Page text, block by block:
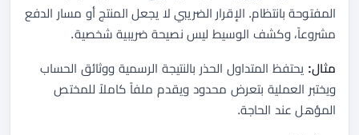
المفتوحة بانتظام. الإقرار الضريبي لا يجعل المنتج أو مسار الدفع
مشروعاً، وكشف الوسيط ليس نصيحة ضريبية شخصية.
مثال: يحتفظ المتداول الحذر بالنتيجة الرسمية ووثائق الحساب
ويختبر العملية بتعرض محدود ويقدم ملفاً كاملاً للمختص
المؤهل عند الحاجة.